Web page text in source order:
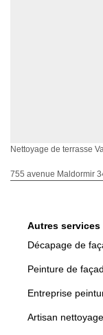
Nettoyage de terrasse
755 avenue Maldormir
Autres services
Décapage de
Peinture de
Entreprise
Artisan